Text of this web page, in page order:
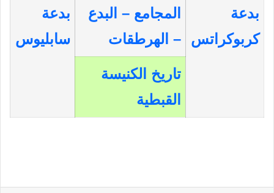
بدعة
كربوكراتس
بدعة
سابليوس
المجامع – البدع
– الهرطقات
تاريخ الكنيسة
القبطية